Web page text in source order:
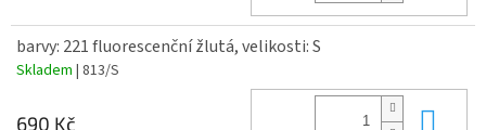
barvy: 221 fluorescenční žlutá, velikosti: S
Skladem | 813/S
690 Kč